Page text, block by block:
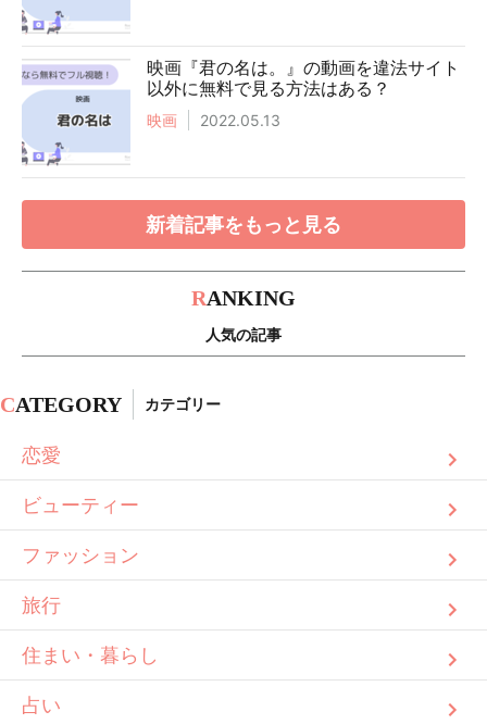
映画『君の名は。』の動画を違法サイト
以外に無料で見る方法はある？
映画 2022.05.13
新着記事をもっと見る
RANKING
人気の記事
CATEGORY カテゴリー
恋愛
ビューティー
ファッション
旅行
住まい・暮らし
占い